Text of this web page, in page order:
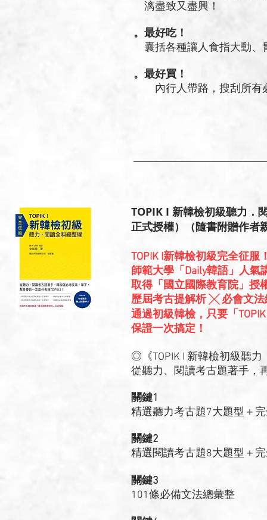
漓盡致又盡興！
。最好吃！
囊括各種讓人食指大動、
。最好買！
內行人帶路，搜刮所有
TOPIK I 新韓檢初級聽力．
正式授權）（隨書附贈作者
TOPIK I新韓檢初級完全征服
師範大學「Daily韓語」人
取得「國立國際教育院」授
歷屆考古提解析 ╳ 必會文
通過初級韓檢，只要「
保證一次搞定！
◎《TOPIK I 新韓檢初級聽力
從聽力、閱讀考古題著手，
關鍵1
精選聽力考古題7大題型＋
關鍵2
精選閱讀考古題8大題型＋
關鍵3
101條必備文法總彙整